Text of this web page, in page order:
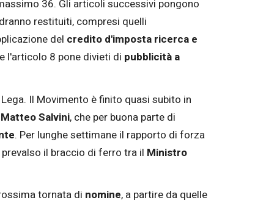
36. Gli articoli successivi pongono
restituiti, compresi quelli
del credito d'imposta ricerca e
l'articolo 8 pone divieti di pubblicità a
Il Movimento è finito quasi subito in
Matteo Salvini, che per buona parte di
. Per lunghe settimane il rapporto di forza
il braccio di ferro tra il Ministro
tornata di nomine, a partire da quelle